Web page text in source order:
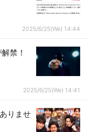
2025/6/25(We) 14:44
禁！
2025/6/25(We) 14:41
りませ